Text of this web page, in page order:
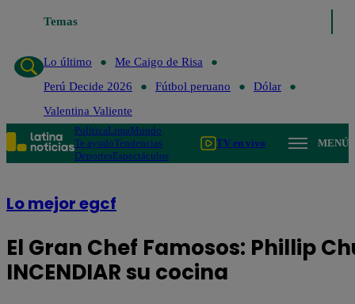
Temas
Lo último
Me Caigo de Risa
Perú Decide 2026
Fútbol peruano
Dólar
Valentina Valiente
PolíticaLimaMundo
Te ayudoTendencias
DeportesEspectáculos
TV en vivo MENÚ
Lo mejor egcf
El Gran Chef Famosos: Phillip
INCENDIAR su cocina